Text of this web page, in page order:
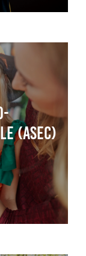
(ASEC)